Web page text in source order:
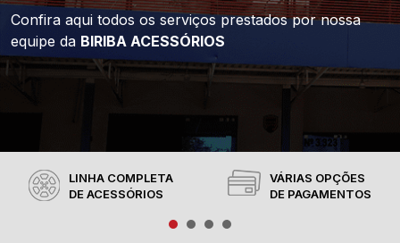
Confira aqui todos os serviços prestados pornossa
equipe da BIRIBA ACESSÓRIOS
LINHA COMPLETA
DE ACESSÓRIOS
VÁRIAS OPÇÕES
DE PAGAMENTOS